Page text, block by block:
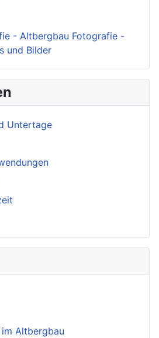
- Altbergbau Fotografie -
und Bilder
Untertage
Altbergbau